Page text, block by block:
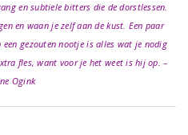
en subtiele bitters die de dorstlessen.
en waan je zelf aan de kust. Een paar
gezouten nootje is alles wat je nodig
fles, want voor je het weet is hij op. –
Ogink